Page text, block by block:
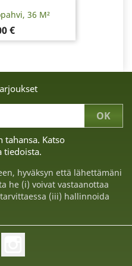
36 M²
€
Katso
tiedoista.
hyväksyn että lähettämäni
he (i) voivat vastaanottaa
(iii) hallinnoida